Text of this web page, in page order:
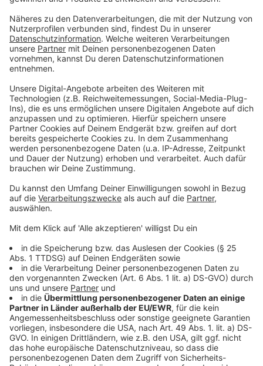
Anzeige
Rechtsanwälte warnen vor leichtfertigem
Verhalten
Rechtsanwälte raten dringend davon ab, sich darauf zu
verlassen, dass die Justiz überlastet sein könnte. Im
Regelfall ist es so: Bekommt man ein Bußgeld und
legt man dann gegen den Bescheid Widerspruch ein,
Monaten reagieren. Prinzipiell ist es so: Je mehr Leute
Einspruch einlegen, desto aufwändiger für die Justiz.
abgewendet werden, weil in der Justiz dann am
Wochenende gearbeitet wurde, sagt die Deutsche
Justiz-Gewerkschaft.
Autor: José Narciandi
Anzeige